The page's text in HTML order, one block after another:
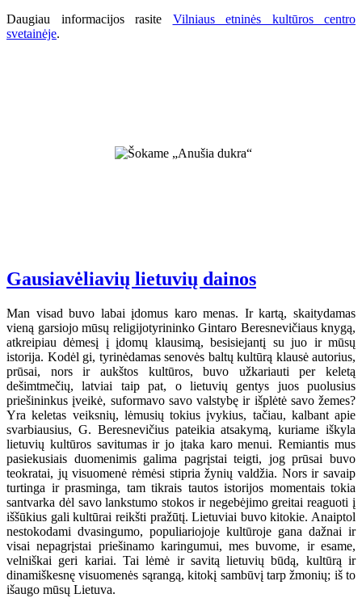
Daugiau informacijos rasite Vilniaus etninės kultūros centro
svetainėje.
Gausiavėliavių lietuvių dainos
Man visad buvo labai įdomus karo menas. Ir kartą, skaitydamas
vieną garsiojo mūsų religijotyrininko Gintaro Beresnevičiaus knygą,
atkreipiau dėmesį į įdomų klausimą, besisiejantį su juo ir mūsų
istorija. Kodėl gi, tyrinėdamas senovės baltų kultūrą klausė autorius,
prūsai, nors ir aukštos kultūros, buvo užkariauti per keletą
dešimtmečių, latviai taip pat, o lietuvių gentys juos puolusius
priešininkus įveikė, suformavo savo valstybę ir išplėtė savo žemes?
Yra keletas veiksnių, lėmusių tokius įvykius, tačiau, kalbant apie
svarbiausius, G. Beresnevičius pateikia atsakymą, kuriame iškyla
lietuvių kultūros savitumas ir jo įtaka karo menui. Remiantis mus
pasiekusiais duomenimis galima pagrįstai teigti, jog prūsai buvo
teokratai, jų visuomenė rėmėsi stipria žynių valdžia. Nors ir savaip
turtinga ir prasminga, tam tikrais tautos istorijos momentais tokia
santvarka dėl savo lankstumo stokos ir negebėjimo greitai reaguoti į
iššūkius gali kultūrai reikšti pražūtį. Lietuviai buvo kitokie. Anaiptol
nestokodami dvasingumo, populiariojoje kultūroje gana dažnai ir
visai nepagrįstai priešinamo karingumui, mes buvome, ir esame,
velniškai geri kariai. Tai lėmė ir savitą lietuvių būdą, kultūrą ir
dinamiškesnę visuomenės sąrangą, kitokį sambūvį tarp žmonių; iš to
išaugo mūsų Lietuva.